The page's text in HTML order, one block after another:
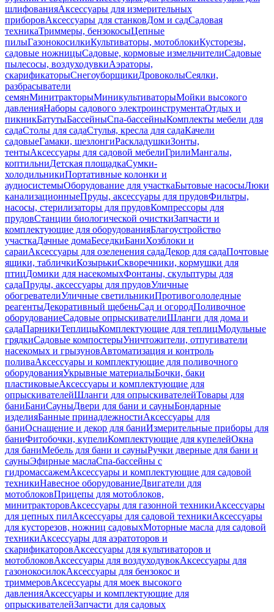
шлифованияАксессуары для измерительных
приборовАксессуары для станковДом и садСадовая
техникаТриммеры, бензокосыЦепные
пилыГазонокосилкиКультиваторы, мотоблокиКусторезы,
садовые ножницыСадовые, кормовые измельчителиСадовые
пылесосы, воздуходувкиАэраторы,
скарификаторыСнегоуборщикиДровоколыСеялки,
разбрасыватели
семянМинитракторыМиникультиваторыМойки высокого
давленияНаборы садового электроинструментаОтдых и
пикникБатутыБассейныСпа-бассейныКомплекты мебели для
садаСтолы для садаСтулья, кресла для садаКачели
садовыеГамаки, шезлонгиРаскладушкиЗонты,
тентыАксессуары для садовой мебелиГрилиМангалы,
коптильниДетская площадкаСумки-
холодильникиПортативные колонки и
аудиосистемыОборудование для участкаБытовые насосыЛюки
канализационныеПруды, аксессуары для прудовФильтры,
насосы, стерилизаторы для прудовКомпрессоры для
прудовСтанции биологической очисткиЗапчасти и
комплектующие для оборудованияБлагоустройство
участкаДачные домаБеседкиБаниХозблоки и
сараиАксессуары для озеленения садаДекор для садаПочтовые
ящики, табличкиКозырькиСкворечники, кормушки для
птицДомики для насекомыхФонтаны, скульптуры для
садаПруды, аксессуары для прудовУличные
обогревателиУличные светильникиПротивогололедные
реагентыДекоративный щебеньСад и огородПоливочное
оборудованиеСадовые опрыскивателиШланги для дома и
садаПарникиТеплицыКомплектующие для теплицМодульные
грядкиСадовые компостерыУничтожители, отпугиватели
насекомых и грызуновАвтоматизация и контроль
поливаАксессуары и комплектующие для поливочного
оборудованияУкрывные материалыБочки, баки
пластиковыеАксессуары и комплектующие для
опрыскивателейШланги для опрыскивателейТовары для
баниБаниСауныДвери для бани и сауныБондарные
изделияБанные принадлежностиАксессуары для
баниОснащение и декор для баниИзмерительные приборы для
баниФитобочки, купелиКомплектующие для купелейОкна
для баниМебель для бани и сауныРучки дверные для бани и
сауныЭфирные маслаСпа-бассейны с
гидромассажемАксессуары и комплектующие для садовой
техникиНавесное оборудованиеДвигатели для
мотоблоковПрицепы для мотоблоков,
минитракторовАксессуары для газонной техникиАксессуары
для цепных пилАксессуары для садовой техникиАксессуары
для кусторезов, ножниц садовыхМоторные масла для садовой
техникиАксессуары для аэратоторов и
скарификаторовАксессуары для культиваторов и
мотоблоковАксессуары для воздуходувокАксессуары для
газонокосилокАксессуары для бензокос и
триммеровАксессуары для моек высокого
давленияАксессуары и комплектующие для
опрыскивателейЗапчасти для садовых